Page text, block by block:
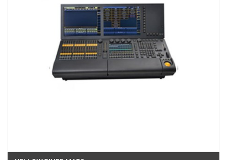
Việt Thương Music - Phường Gò Vấp
11 Đường số 3, Khu dân cư Cityland Park Hill, Phường Gò Vấp, TPHCM,
Quận Gò Vấp, Hồ Chí Minh
Việt Thương Music - 102Q An Dương Vương
102Q Đường An Dương Vương, Phường An Đông, TPHCM, Quận 5, Hồ Chí
Việt Thương Music - 442 Lũy Bán Bích
Việt Thương Music - 6F Ngô Thời Nhiệm